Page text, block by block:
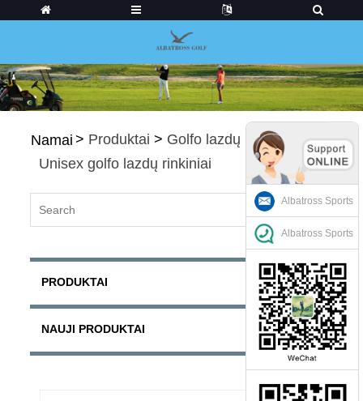
Namai > Produktai > Golfo lazdų rinkiniai
>
Unisex golfo lazdų rinkiniai
PRODUKTAI
NAUJI PRODUKTAI
Albatross Sports
Albatross Sports